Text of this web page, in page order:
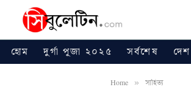
হোম দুর্গা পূজা ২০২৫ সর্বশেষ দেশ
Home » সাহিত্য